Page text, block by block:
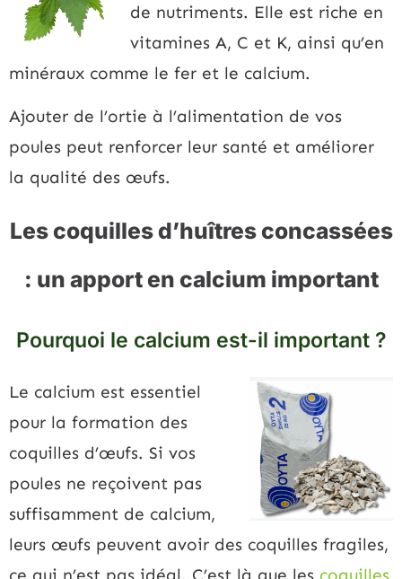
de nutriments. Elle est riche en
vitamines A, C et K, ainsi qu’en
minéraux comme le fer et le calcium.
Ajouter de l’ortie à l’alimentation de vos
poules peut renforcer leur santé et améliorer
la qualité des œufs.
Les coquilles d’huîtres concassées
: un apport en calcium important
Pourquoi le calcium est-il important ?
Le calcium est essentiel
pour la formation des
coquilles d’œufs. Si vos
poules ne reçoivent pas
suffisamment de calcium,
leurs œufs peuvent avoir des coquilles fragiles,
ce qui n’est pas idéal. C’est là que les coquilles